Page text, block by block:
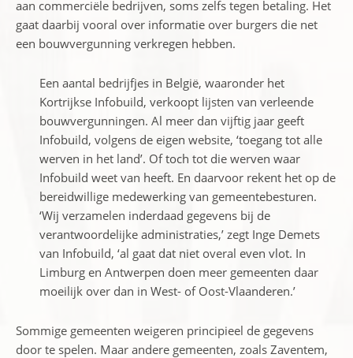
aan commerciële bedrijven, soms zelfs tegen betaling. Het
gaat daarbij vooral over informatie over burgers die net
een bouwvergunning verkregen hebben.
Een aantal bedrijfjes in België, waaronder het
Kortrijkse Infobuild, verkoopt lijsten van verleende
bouwvergunningen. Al meer dan vijftig jaar geeft
Infobuild, volgens de eigen website, ‘toegang tot alle
werven in het land’. Of toch tot die werven waar
Infobuild weet van heeft. En daarvoor rekent het op de
bereidwillige medewerking van gemeentebesturen.
‘Wij verzamelen inderdaad gegevens bij de
verantwoordelijke administraties,’ zegt Inge Demets
van Infobuild, ‘al gaat dat niet overal even vlot. In
Limburg en Antwerpen doen meer gemeenten daar
moeilijk over dan in West- of Oost-Vlaanderen.’
Sommige gemeenten weigeren principieel de gegevens
door te spelen. Maar andere gemeenten, zoals Zaventem,